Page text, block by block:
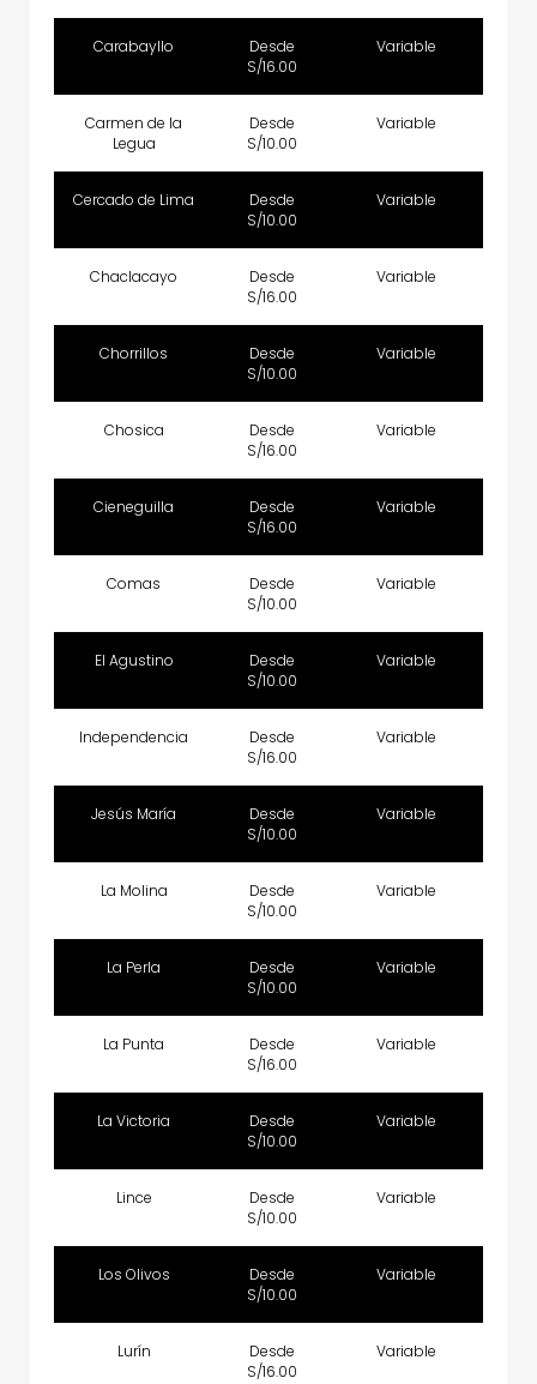
Carabayllo
Desde
S/16.00
Variable
Carmen de la
Legua
Desde
S/10.00
Variable
Cercado de Lima
Desde
S/10.00
Variable
Chaclacayo
Desde
S/16.00
Variable
Chorrillos
Desde
S/10.00
Variable
Chosica
Desde
S/16.00
Variable
Cieneguilla
Desde
S/16.00
Variable
Comas
Desde
S/10.00
Variable
El Agustino
Desde
S/10.00
Variable
Independencia
Desde
S/16.00
Variable
Jesús María
Desde
S/10.00
Variable
La Molina
Desde
S/10.00
Variable
La Perla
Desde
S/10.00
Variable
La Punta
Desde
S/16.00
Variable
La Victoria
Desde
S/10.00
Variable
Lince
Desde
S/10.00
Variable
Los Olivos
Desde
S/10.00
Variable
Lurín
Desde
S/16.00
Variable